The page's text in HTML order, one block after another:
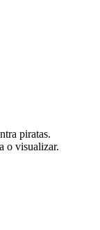
piratas.
o visualizar.